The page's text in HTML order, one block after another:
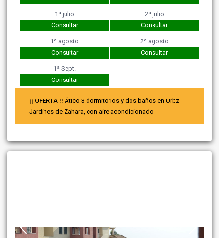
1ª julio
Consultar
2ª julio
Consultar
1ª agosto
Consultar
2ª agosto
Consultar
1ª Sept.
Consultar
¡¡ OFERTA !! Ático 3 dormitorios y dos baños en Urbz
Jardines de Zahara, con aire acondicionado